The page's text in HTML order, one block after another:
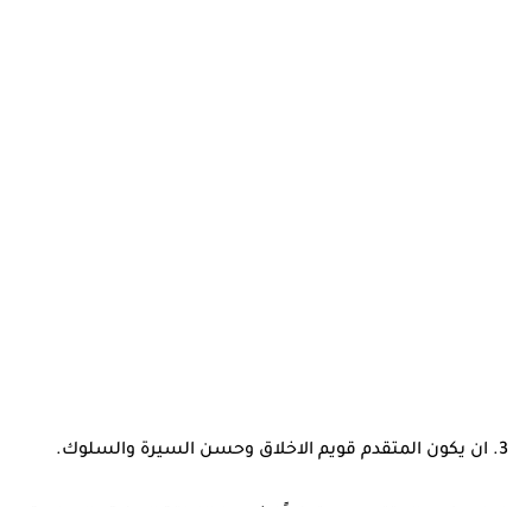
3. ان يكون المتقدم قويم الاخلاق وحسن السيرة والسلوك.